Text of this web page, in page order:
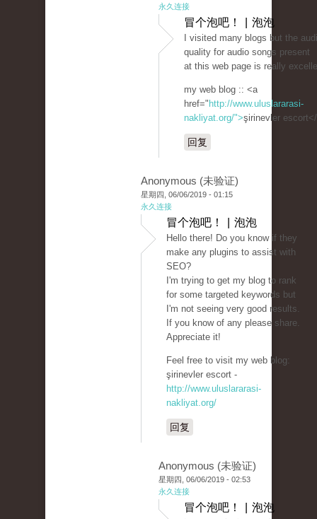
永久连接
冒个泡吧！ | 泡泡
I visited many blogs but the
quality for audio songs present
at this web page is really
my web blog :: <a
href=" http://www.uluslararasi-
nakliyat.org/">şirinevler
回复
Anonymous (未验证)
星期四, 06/06/2019 - 01:15
永久连接
冒个泡吧！ | 泡泡
Hello there! Do you know if they
make any plugins to assist with
SEO?
I'm trying to get my blog to rank
for some targeted keywords but
I'm not seeing very good results.
If you know of any please share.
Appreciate it!
Feel free to visit my web blog:
şirinevler escort -
http://www.uluslararasi-
nakliyat.org/
回复
Anonymous (未验证)
星期四, 06/06/2019 - 02:53
永久连接
冒个泡吧！ | 泡泡